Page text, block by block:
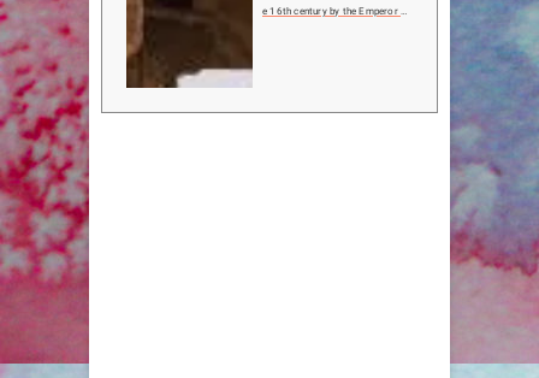
e 16th century by the Emperor Ak
d temples, all in a ...